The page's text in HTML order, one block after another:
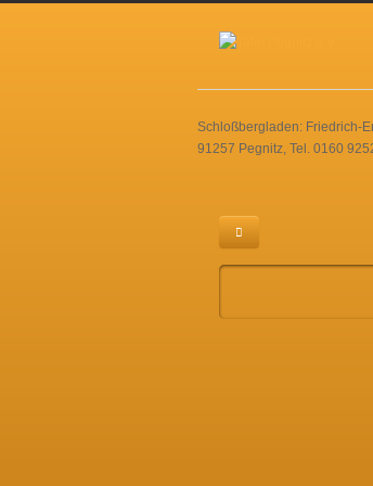
Schloßbergladen: Friedrich-
91257 Pegnitz, Tel. 0160